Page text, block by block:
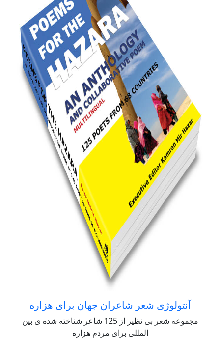
آنتولوژی شعر شاعران جهان برای هزاره
مجموعه شعر بی نظیر از 125 شاعر شناخته شده ی بین
المللی برای مردم هزاره